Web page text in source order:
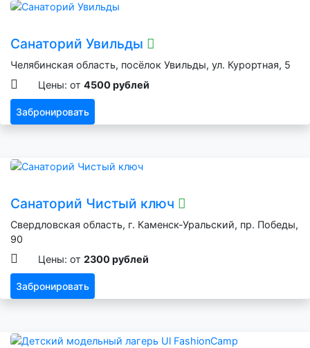
Санаторий Увильды
Челябинская область, посёлок Увильды, ул. Курортная, 5
Цены: от 4500 рублей
Забронировать
Санаторий Чистый ключ
Свердловская область, г. Каменск-Уральский, пр. Победы,
90
Цены: от 2300 рублей
Забронировать